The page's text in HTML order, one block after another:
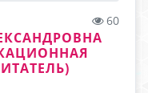
60